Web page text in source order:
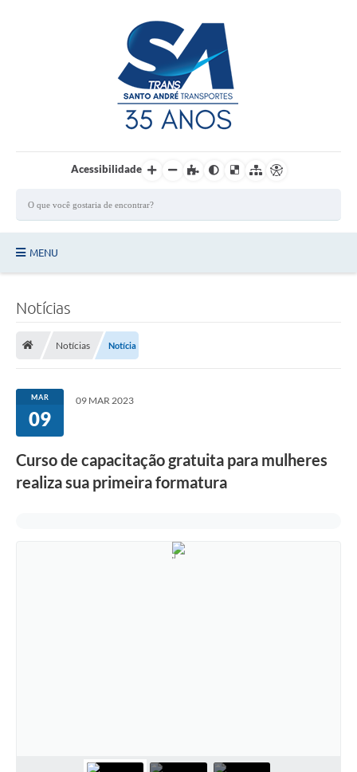
Acessibilidade
MENU
Ônibus
Transporte Escolar
Pesquisa de Satisfação
Notícias
Notícias Notícia
MAR
09
09 MAR 2023
Curso de capacitação gratuita para mulheres
realiza sua primeira formatura